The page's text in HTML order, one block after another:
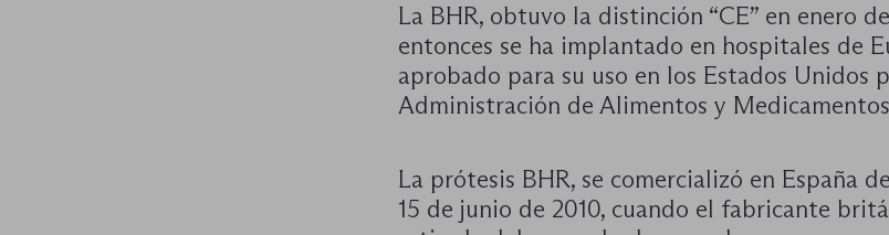
La BHR, obtuvo la distinción “CE” en enero
entonces se ha implantado en hospitales de
aprobado para su uso en los Estados Unidos
Administración de Alimentos y
La prótesis BHR, se comercializó en España
15 de junio de 2010, cuando el fabricante